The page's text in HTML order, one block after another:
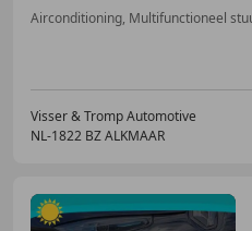
Visser & Tromp Automotive
NL-1822 BZ ALKMAAR